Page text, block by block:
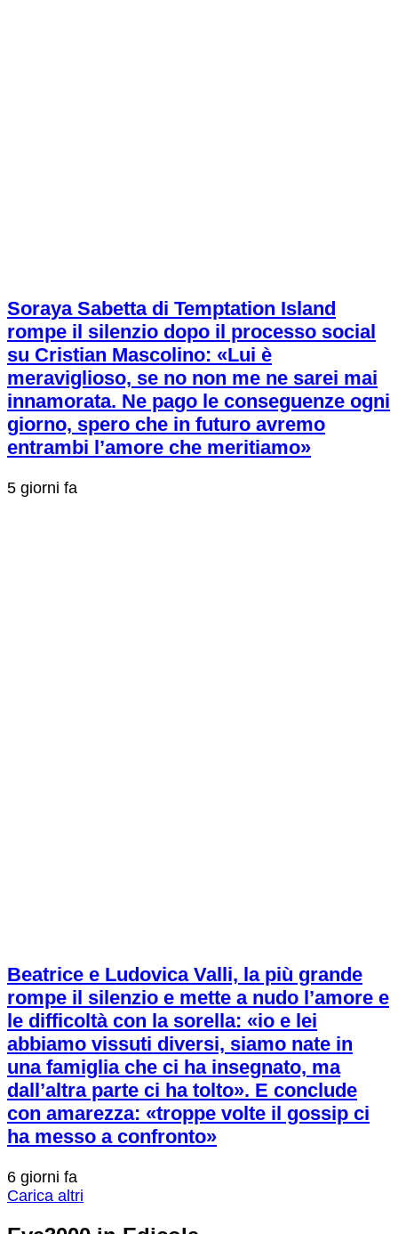
Soraya Sabetta di Temptation Island
rompe il silenzio dopo il processo social
su Cristian Mascolino: «Lui è
meraviglioso, se no non me ne sarei mai
innamorata. Ne pago le conseguenze ogni
giorno, spero che in futuro avremo
entrambi l’amore che meritiamo»
5 giorni fa
Beatrice e Ludovica Valli, la più grande
rompe il silenzio e mette a nudo l’amore e
le difficoltà con la sorella: «io e lei
abbiamo vissuti diversi, siamo nate in
una famiglia che ci ha insegnato, ma
dall’altra parte ci ha tolto». E conclude
con amarezza: «troppe volte il gossip ci
ha messo a confronto»
6 giorni fa
Carica altri